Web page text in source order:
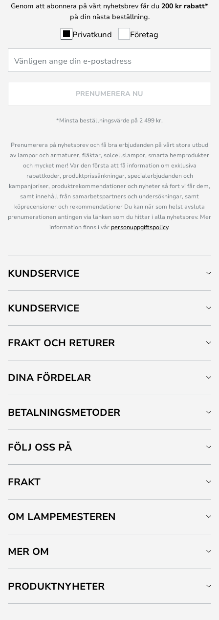
Genom att abonnera på vårt nyhetsbrev får du 200 kr rabatt*
på din nästa beställning.
Privatkund Företag
PRENUMERERA NU
*Minsta beställningsvärde på 2 499 kr.
Prenumerera på nyhetsbrev och få bra erbjudanden på vårt stora utbud
av lampor och armaturer, fläktar, solcellslampor, smarta hemprodukter
och mycket mer! Var den första att få information om exklusiva
rabattkoder, produktprissänkningar, specialerbjudanden och
kampanjpriser, produktrekommendationer och nyheter så fort vi får dem,
samt innehåll från samarbetspartners och undersökningar, samt
köprecensioner och rekommendationer Du kan när som helst avsluta
prenumerationen antingen via länken som du hittar i alla nyhetsbrev. Mer
information finns i vår personuppgiftspolicy.
KUNDSERVICE
KUNDSERVICE
FRAKT OCH RETURER
DINA FÖRDELAR
BETALNINGSMETODER
FÖLJ OSS PÅ
FRAKT
OM LAMPEMESTEREN
MER OM
PRODUKTNYHETER